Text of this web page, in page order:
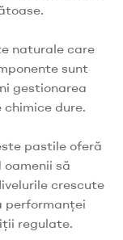
naturale care
sunt
gestionarea
dure.
pastile oferă
să
crescute
performanței
regulate.